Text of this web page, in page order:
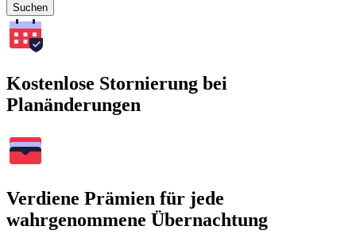
Suchen
Kostenlose Stornierung bei
Planänderungen
Verdiene Prämien für jede
wahrgenommene Übernachtung